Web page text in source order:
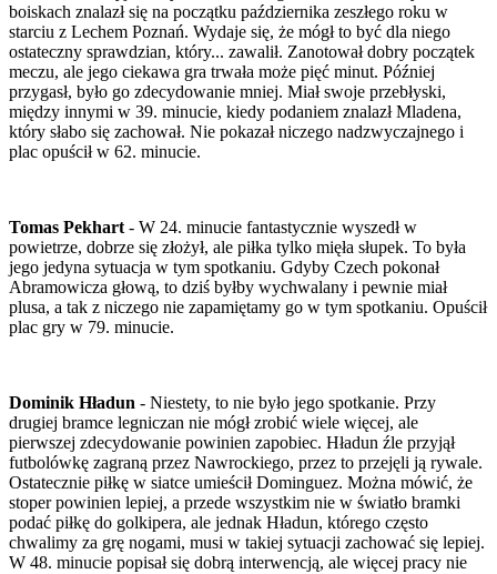
boiskach znalazł się na początku października zeszłego roku w
starciu z Lechem Poznań. Wydaje się, że mógł to być dla niego
ostateczny sprawdzian, który... zawalił. Zanotował dobry początek
meczu, ale jego ciekawa gra trwała może pięć minut. Później
przygasł, było go zdecydowanie mniej. Miał swoje przebłyski,
między innymi w 39. minucie, kiedy podaniem znalazł Mladena,
który słabo się zachował. Nie pokazał niczego nadzwyczajnego i
plac opuścił w 62. minucie.
Tomas Pekhart - W 24. minucie fantastycznie wyszedł w
powietrze, dobrze się złożył, ale piłka tylko mięła słupek. To była
jego jedyna sytuacja w tym spotkaniu. Gdyby Czech pokonał
Abramowicza głową, to dziś byłby wychwalany i pewnie miał
plusa, a tak z niczego nie zapamiętamy go w tym spotkaniu. Opuścił
plac gry w 79. minucie.
Dominik Hładun - Niestety, to nie było jego spotkanie. Przy
drugiej bramce legniczan nie mógł zrobić wiele więcej, ale
pierwszej zdecydowanie powinien zapobiec. Hładun źle przyjął
futbolówkę zagraną przez Nawrockiego, przez to przejęli ją rywale.
Ostatecznie piłkę w siatce umieścił Dominguez. Można mówić, że
stoper powinien lepiej, a przede wszystkim nie w światło bramki
podać piłkę do golkipera, ale jednak Hładun, którego często
chwalimy za grę nogami, musi w takiej sytuacji zachować się lepiej.
W 48. minucie popisał się dobrą interwencją, ale więcej pracy nie